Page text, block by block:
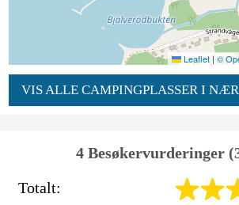
Leaflet | ©
VIS ALLE CAMPINGPLASSER I
4 Besøkervurderinger
Totalt: